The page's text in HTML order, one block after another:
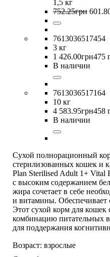
1,5 кг
752.25грн 601 .
7613036517454
3 кг
1 426.00грн475
В наличии
7613036517164
10 кг
4 583.95грн458
В наличии
Сухой полнорационный
стерилизованных кошек и
Plan Sterilised Adult 1+ Vital
с высоким содержанием
жира сочетает в себе
и витамины.
Этот сухой корм для кошек
комбинацию питательных
для поддержания
Возраст: взрослые